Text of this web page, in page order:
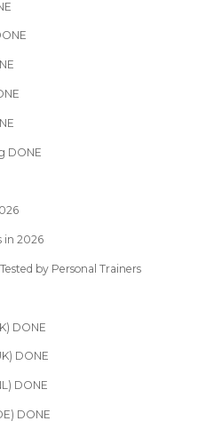
DONE
in 2026
by Personal Trainers
DONE
DONE
DONE
DONE